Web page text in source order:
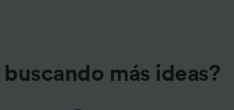
buscando más ideas?